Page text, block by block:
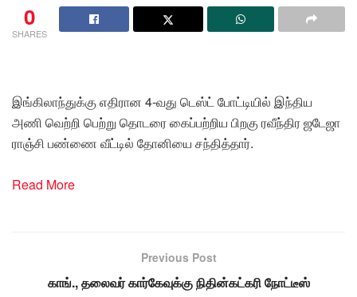
0
SHARES
இங்கிலாந்துக்கு எதிரான 4-வது டெஸ்ட் போட்டியில் இந்திய
அணி வெற்றி பெற்று தொடரை கைப்பற்றிய பிறகு ரவீந்திர ஜடேஜா
ராஞ்சி பண்ணை வீட்டில் தோனியை சந்தித்தார்.
Read More
Previous Post
காங்., தலைவர் கார்கேவுக்கு நிதின்கட்கரி நோட்டீஸ்